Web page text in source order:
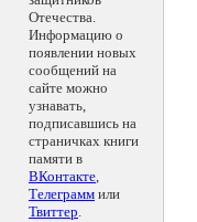
Отечества.
Информацию о
появлении новых
сообщений на
сайте можно
узнавать,
подписавшись на
страничках книги
памяти в
ВКонтакте,
Телеграмм или
Твиттер.